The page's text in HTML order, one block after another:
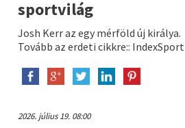
sportvilág
Josh Kerr az egy mérföld új királya.
Tovább az erdeti cikkre:: IndexSport
2026. július 19. 08:00